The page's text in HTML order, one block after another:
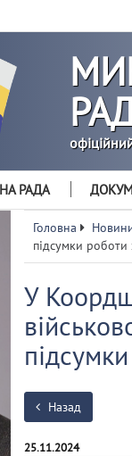
РАДА
Головна
підсумки роботи
У
Назад
25.11.2024